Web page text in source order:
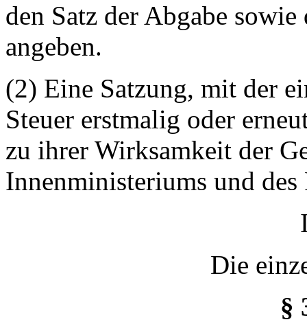
den Satz der Abgabe
angeben.
(2) Eine Satzung, mit der
Steuer erstmalig oder
zu ihrer Wirksamkeit der
Innenministeriums und
Die
§